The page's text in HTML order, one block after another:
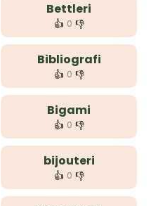
Bettleri
👍 0 👎
Bibliografi
👍 0 👎
Bigami
👍 0 👎
bijouteri
👍 0 👎